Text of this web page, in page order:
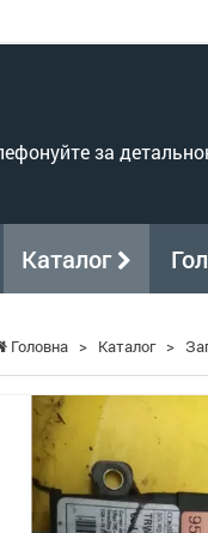
за
Каталог
Головна > Каталог >